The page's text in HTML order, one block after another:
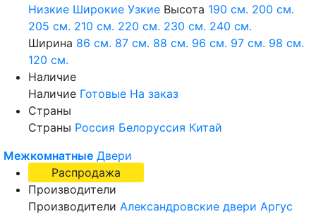
Низкие Широкие Узкие Высота 190 см. 200 см.
205 см. 210 см. 220 см. 230 см. 240 см.
Ширина 86 см. 87 см. 88 см. 96 см. 97 см. 98 см.
120 см.
Наличие
Наличие Готовые На заказ
Страны
Страны Россия Белоруссия Китай
Межкомнатные Двери
Распродажа
Производители
Производители Александровские двери Аргус